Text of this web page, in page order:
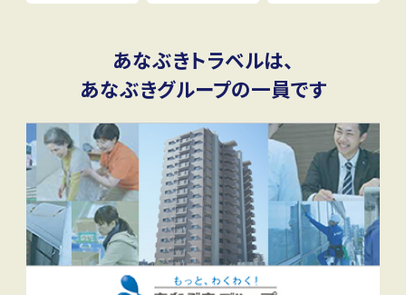
あなぶきトラベルは、
あなぶきグループの一員です